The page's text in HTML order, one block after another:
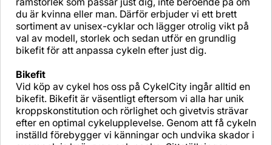
du är kvinna eller man. Därför erbjuder vi ett brett
sortiment av unisex-cyklar och lägger otrolig vikt på
val av modell, storlek och sedan utför en grundlig
bikefit för att anpassa cykeln efter just dig.
Bikefit
Vid köp av cykel hos oss på CykelCity ingår alltid en
bikefit. Bikefit är väsentligt eftersom vi alla har unik
kroppskonstitution och rörlighet och givetvis strävar
efter en optimal cykelupplevelse. Genom att få cykeln
inställd förebygger vi känningar och undvika skador i